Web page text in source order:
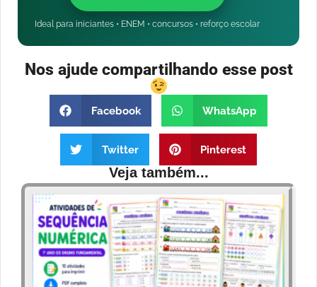
Ideal para iniciantes • ENEM • concursos • reforço escolar
Nos ajude compartilhando esse post
Facebook WhatsApp
Twitter Pinterest
Veja também...